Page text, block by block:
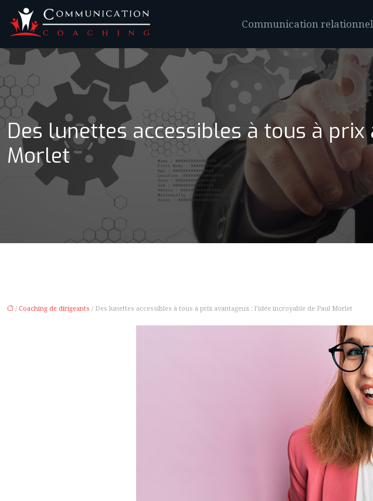
Communication
Des lunettes accessibles à tous à
Morlet
/ Coaching de dirigeants / Des lunettes accessibles à tous à prix avantageux : l’idée incroyable de Paul Morlet